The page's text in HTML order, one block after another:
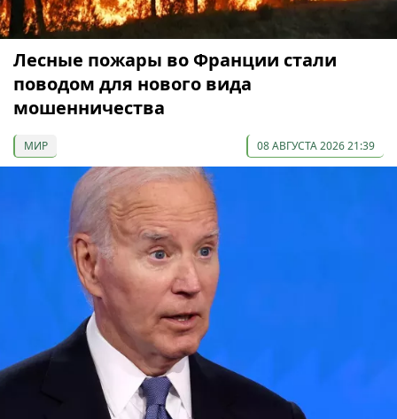
Лесные пожары во Франции стали
поводом для нового вида
мошенничества
МИР 08 АВГУСТА 2026 21:39